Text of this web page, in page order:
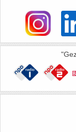
30. Sinus
31. Sinusregel
32.
34. Stelling van